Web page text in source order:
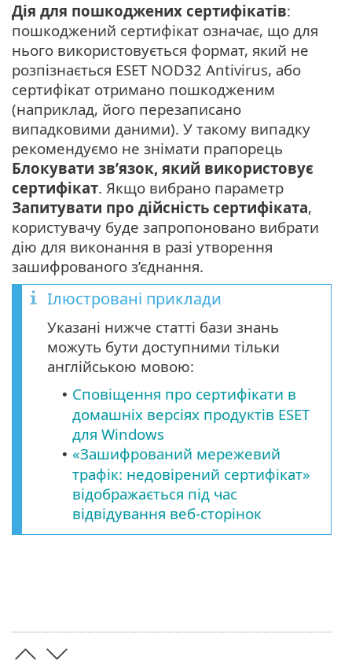
Дія для пошкоджених сертифікатів:
пошкоджений сертифікат означає, що для
нього використовується формат, який не
розпізнається ESET NOD32 Antivirus, або
сертифікат отримано пошкодженим
(наприклад, його перезаписано
випадковими даними). У такому випадку
рекомендуємо не знімати прапорець
Блокувати зв’язок, який використовує
сертифікат. Якщо вибрано параметр
Запитувати про дійсність сертифіката,
користувачу буде запропоновано вибрати
дію для виконання в разі утворення
зашифрованого з’єднання.
Ілюстровані приклади
Указані нижче статті бази знань
можуть бути доступними тільки
англійською мовою:
• Сповіщення про сертифікати в
домашніх версіях продуктів ESET
для Windows
• «Зашифрований мережевий
трафік: недовірений сертифікат»
відображається під час
відвідування веб-сторінок